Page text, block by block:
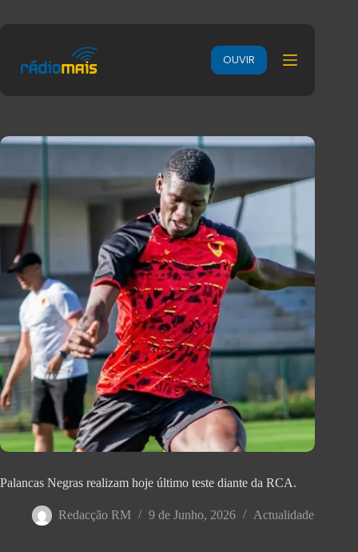
OUVIR
Palancas Negras realizam hoje último teste diante da RCA.
Redacção RM 9 de Junho, 2026 Actualidade